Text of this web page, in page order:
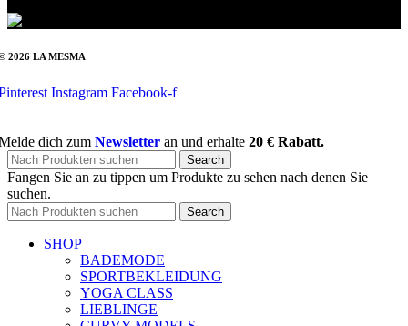
2026 LA MESMA
Instagram Facebook-f
dich zum Newsletter an und erhalte 20 € Rabatt.
Search
Fangen Sie an zu tippen um Produkte zu sehen nach denen Sie
suchen.
Search
SHOP
BADEMODE
SPORTBEKLEIDUNG
YOGA CLASS
LIEBLINGE